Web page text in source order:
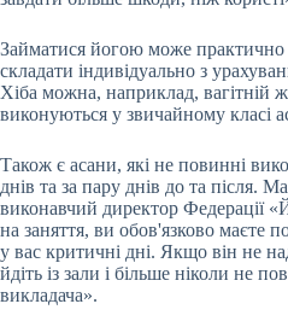
Займатися йогою може практично
складати індивідуально з
Хіба можна, наприклад, вагітній
виконуються у звичайному класі
Також є асани, які не повинні
днів та за пару днів до та після.
виконавчий директор Федерації
на заняття, ви обов'язково маєте
у вас критичні дні. Якщо він не
йдіть із зали і більше ніколи не
викладача».